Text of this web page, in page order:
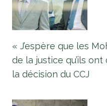
« J’espère que les
de la justice qu’ils
la décision du CCJ